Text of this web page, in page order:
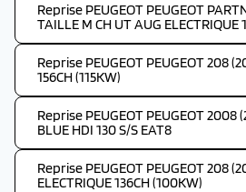
Reprise PEUGEOT PEUGEOT
TAILLE M CH UT AUG ELECTRIQUE
Reprise PEUGEOT PEUGEOT 208
156CH (115KW)
Reprise PEUGEOT PEUGEOT 2008
BLUE HDI 130 S/S EAT8
Reprise PEUGEOT PEUGEOT 208
ELECTRIQUE 136CH (100KW)